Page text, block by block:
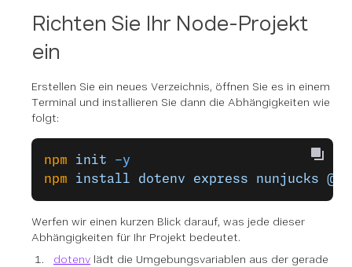
Richten Sie Ihr Node-Projekt
ein
Erstellen Sie ein neues Verzeichnis, öffnen Sie es in einem
Terminal und installieren Sie dann die Abhängigkeiten wie
folgt:
npm init -y
npm install dotenv express nunjucks
Werfen wir einen kurzen Blick darauf, was jede dieser
Abhängigkeiten für Ihr Projekt bedeutet.
dotenv lädt die Umgebungsvariablen aus der gerade